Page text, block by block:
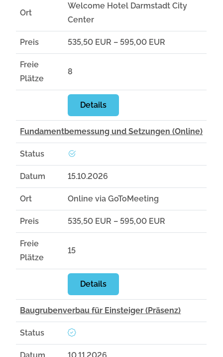
Ort
Welcome Hotel Darmstadt City
Center
Preis 535,50 EUR – 595,00 EUR
Freie
Plätze
8
Details
Fundamentbemessung und Setzungen (Online)
Status
Datum 15.10.2026
Ort Online via GoToMeeting
Preis 535,50 EUR – 595,00 EUR
Freie
Plätze
15
Details
Baugrubenverbau für Einsteiger (Präsenz)
Status